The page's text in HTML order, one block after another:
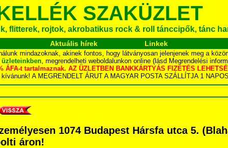
SZAKÜZLET
flitterek, rojtok, akrobatikus rock & roll tánccipők, tánc
Aktuális hírek Linkek
mindazoknak, akinek fontos, hogy látványosan jelenjenek meg a
üzleteinkben, megrendelheti weboldalunkon online (lásd Megrendelési
t tartalmaznak. AZ ÜZLETBEN BANKKÁRTYÁS FIZETÉS
A MEGRENDELT ÁRUT A MAGYAR POSTA SZÁLLÍTJA 1
1074 Budapest Hársfa utca 5.
áron!